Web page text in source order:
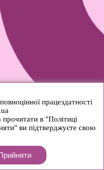
працездатності
в "Політиці
ви підтверджуєте свою